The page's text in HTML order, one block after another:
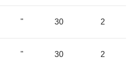
" 30 2
" 30 2